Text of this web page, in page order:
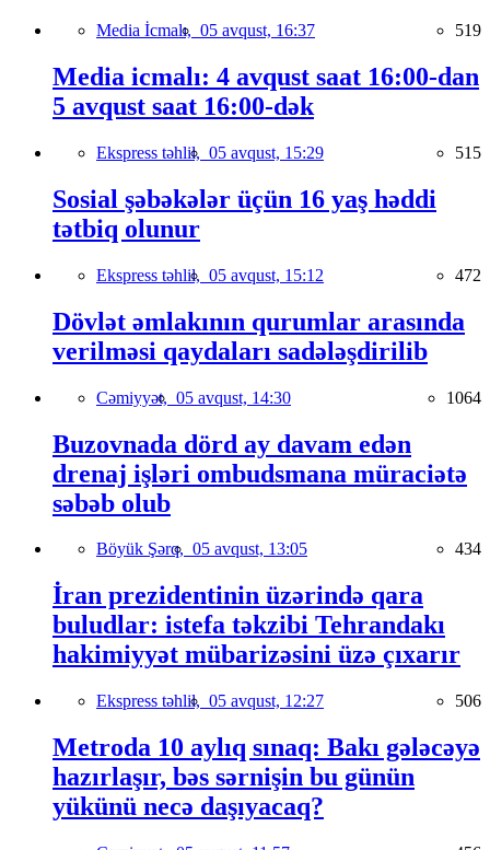
Media İcmalı, 05 avqust, 16:37 519
Media icmalı: 4 avqust saat 16:00-dan
5 avqust saat 16:00-dək
Ekspress təhlil, 05 avqust, 15:29 515
Sosial şəbəkələr üçün 16 yaş həddi
tətbiq olunur
Ekspress təhlil, 05 avqust, 15:12 472
Dövlət əmlakının qurumlar arasında
verilməsi qaydaları sadələşdirilib
Cəmiyyət, 05 avqust, 14:30 1064
Buzovnada dörd ay davam edən
drenaj işləri ombudsmana müraciətə
səbəb olub
Böyük Şərq, 05 avqust, 13:05 434
İran prezidentinin üzərində qara
buludlar: istefa təkzibi Tehrandakı
hakimiyyət mübarizəsini üzə çıxarır
Ekspress təhlil, 05 avqust, 12:27 506
Metroda 10 aylıq sınaq: Bakı gələcəyə
hazırlaşır, bəs sərnişin bu günün
yükünü necə daşıyacaq?